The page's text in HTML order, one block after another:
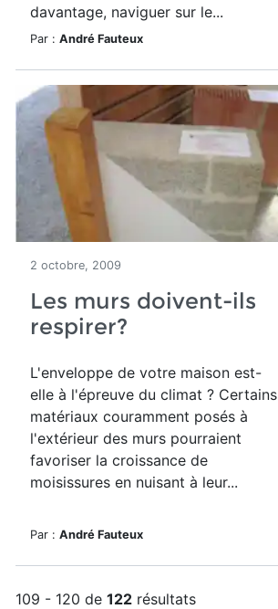
davantage, naviguer sur le...
Par : André Fauteux
2 octobre, 2009
Les murs doivent-ils
respirer?
L'enveloppe de votre maison est-
elle à l'épreuve du climat ? Certains
matériaux couramment posés à
l'extérieur des murs pourraient
favoriser la croissance de
moisissures en nuisant à leur...
Par : André Fauteux
109 - 120 de 122 résultats